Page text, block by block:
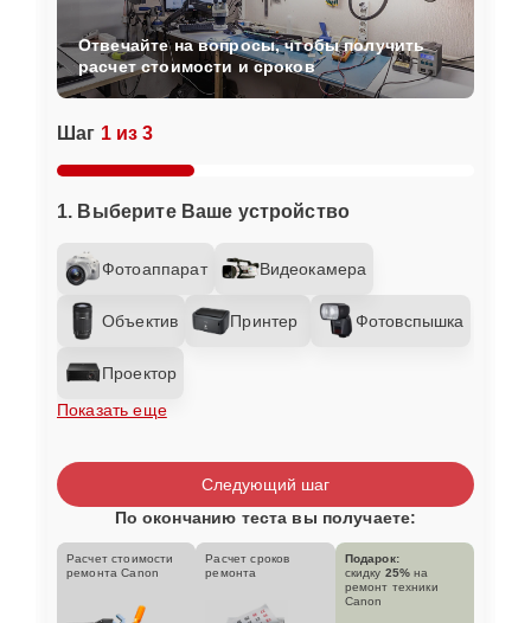
Шаг 1 из 3
1. Выберите Ваше устройство
Фотоаппарат Видеокамера
Объектив Принтер Фотовспышка
Проектор
Показать еще
Отвечайте на вопросы, чтобы получить
расчет стоимости и сроков
Следующий шаг
По окончанию теста вы получаете:
Расчет стоимости
ремонта Canon
Расчет сроков
ремонта
Подарок:
скидку 25% на
ремонт техники
Canon